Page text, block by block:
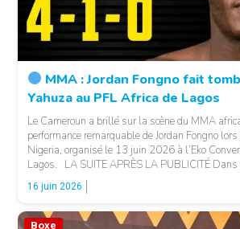
MMA : Jordan Fongno fait
Yahuza au PFL Africa de Lagos
Le Cameroun a brillé sur la scène du MMA
performance remarquable de Jordan Fongno
Nigeria, organisé le 13 juin 2026 à l’Eko
Lagos. LA SUITE APRÈS LA PUBLICITÉ Dans
l’un des combats marquants de cette première
16 juin 2026
Boxe